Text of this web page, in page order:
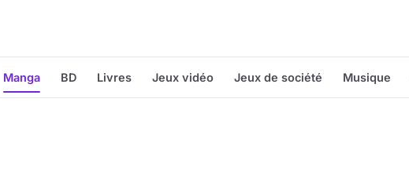
Manga BD Livres Jeux vidéo Jeux de société Musique